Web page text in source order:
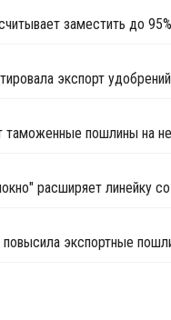
экспорт удобрений